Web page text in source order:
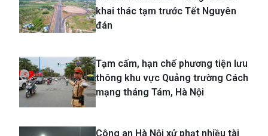
đán
mạng tháng Tám, Hà Nội